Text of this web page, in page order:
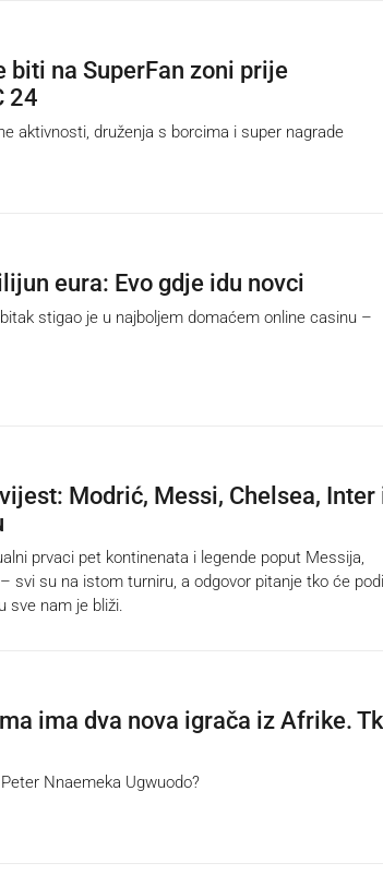
biti na SuperFan zoni prije
24
aktivnosti, druženja s borcima i super nagrade
eura: Evo gdje idu novci
stigao je u najboljem domaćem online casinu –
Modrić, Messi, Chelsea, Inter
prvaci pet kontinenata i legende poput Messija,
svi su na istom turniru, a odgovor pitanje tko će
sve nam je bliži.
ima dva nova igrača iz Afrike.
Nnaemeka Ugwuodo?